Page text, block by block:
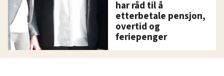
har råd til å
etterbetale pensjon,
overtid og
feriepenger